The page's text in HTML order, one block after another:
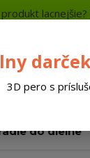
do dielne
3D pero s